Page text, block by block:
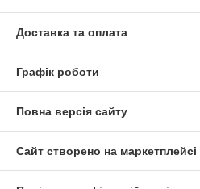
Доставка та оплата
Графік роботи
Повна версія сайту
Сайт створено на маркетплейсі